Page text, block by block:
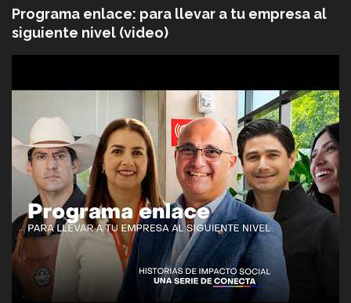
Programa enlace: para llevar a tu empresa al
siguiente nivel (video)